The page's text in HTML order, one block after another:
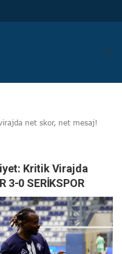
net skor, net mesaj!
Kritik Virajda
3-0 SERİKSPOR